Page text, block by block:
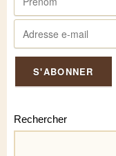
Rechercher